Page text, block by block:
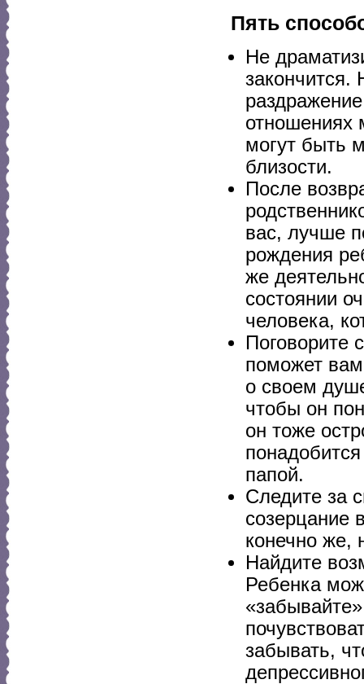
Пять
Не
закончится.
отношениях
могут быть
близости.
После
вас, лучше
рождения
же
состоянии
человека,
Поговорите
поможет
о своем
чтобы он
он тоже
папой.
Следите за
созерцание
конечно же,
Найдите
Ребенка
забывать,